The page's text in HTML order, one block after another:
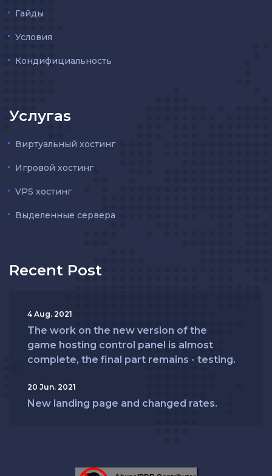
Гайды
Условия
Кондифициальность
Услугаs
Виртуальный хостинг
Игровой хостинг
VPS хостинг
Выделенные сервера
Recent Post
4 Aug. 2021
The work on the new version of the
game hosting control panel is almost
complete, the final part remains - testing.
20 Jun. 2021
New landing page and changed rates.